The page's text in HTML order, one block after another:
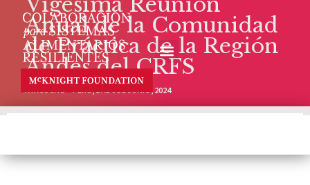
Anual de la Comunidad
de Práctica de la Región
Andes del CRFS
AYACUCHO – PERÚ, 2 AL 6 DE JUNIO, 2024